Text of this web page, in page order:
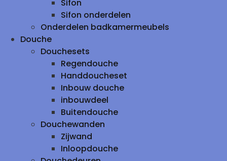
Sifon
Sifon onderdelen
Onderdelen badkamermeubels
Douche
Douchesets
Regendouche
Handdoucheset
Inbouw douche
inbouwdeel
Buitendouche
Douchewanden
Zijwand
Inloopdouche